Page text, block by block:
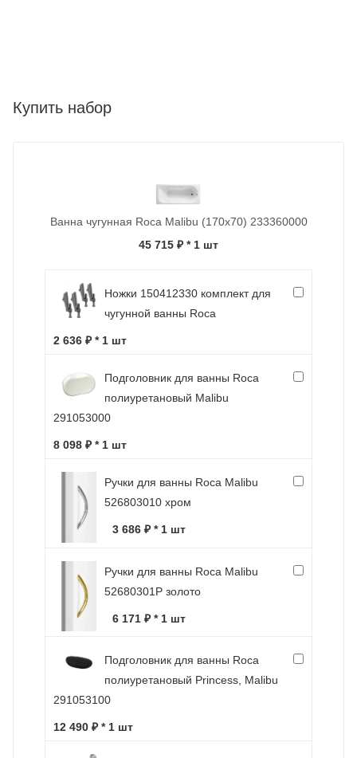
Купить набор
Ванна чугунная Roca Malibu (170х70) 233360000
45 715 ₽ * 1 шт
Ножки 150412330 комплект для
чугунной ванны Roca
2 636 ₽ * 1 шт
Подголовник для ванны Roca
полиуретановый Malibu
291053000
8 098 ₽ * 1 шт
Ручки для ванны Roca Malibu
526803010 хром
3 686 ₽ * 1 шт
Ручки для ванны Roca Malibu
52680301P золото
6 171 ₽ * 1 шт
Подголовник для ванны Roca
полиуретановый Princess, Malibu
291053100
12 490 ₽ * 1 шт